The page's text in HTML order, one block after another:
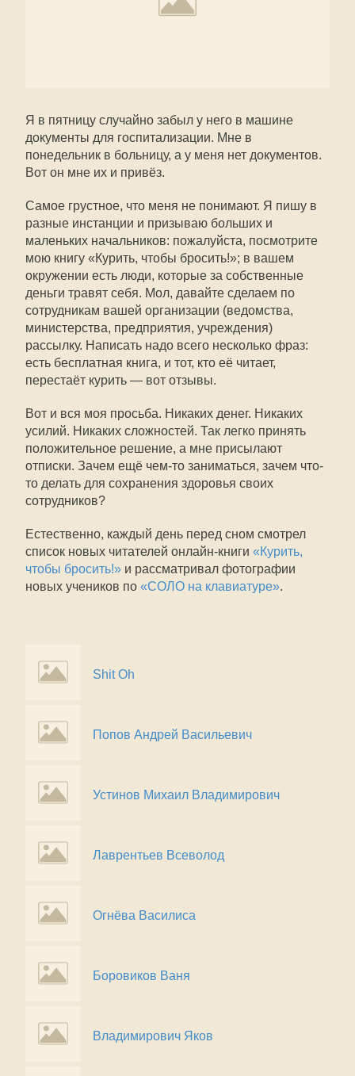
Я в пятницу случайно забыл у него в машине
документы для госпитализации. Мне в
понедельник в больницу, а у меня нет документов.
Вот он мне их и привёз.
Самое грустное, что меня не понимают. Я пишу в
разные инстанции и призываю больших и
маленьких начальников: пожалуйста, посмотрите
мою книгу «Курить, чтобы бросить!»; в вашем
окружении есть люди, которые за собственные
деньги травят себя. Мол, давайте сделаем по
сотрудникам вашей организации (ведомства,
министерства, предприятия, учреждения)
рассылку. Написать надо всего несколько фраз:
есть бесплатная книга, и тот, кто её читает,
перестаёт курить — вот отзывы.
Вот и вся моя просьба. Никаких денег. Никаких
усилий. Никаких сложностей. Так легко принять
положительное решение, а мне присылают
отписки. Зачем ещё чем-то заниматься, зачем что-
то делать для сохранения здоровья своих
сотрудников?
Естественно, каждый день перед сном смотрел
список новых читателей онлайн-книги «Курить,
чтобы бросить!» и рассматривал фотографии
новых учеников по «СОЛО на клавиатуре».
Shit Oh
Попов Андрей Васильевич
Устинов Михаил Владимирович
Лаврентьев Всеволод
Огнёва Василиса
Боровиков Ваня
Владимирович Яков